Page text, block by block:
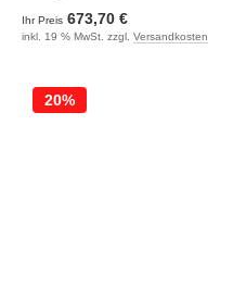
Ihr Preis 673,70 €
inkl. 19 % MwSt. zzgl. Versandkosten
20%